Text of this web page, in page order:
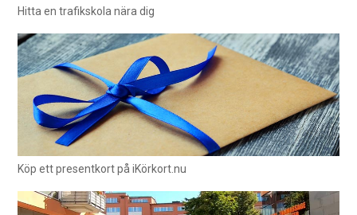
Hitta en trafikskola nära dig
Köp ett presentkort på iKörkort.nu